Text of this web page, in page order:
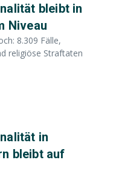
bleibt in
Niveau
8.309 Fälle,
religiöse Straftaten
in
bleibt auf